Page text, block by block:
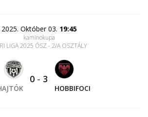
2025. Október 03. 19:45
kaminokupa
LIGA 2025 ŐSZ - 2/A OSZTÁLY
0 - 3
HOBBIFOCI